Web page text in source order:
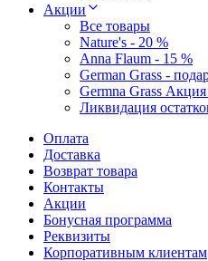
Акции
Все товары
Nature's - 20 %
Anna Flaum - 15 %
German Grass -
Germna Grass
Ликвидация
Оплата
Доставка
Возврат товара
Контакты
Акции
Бонусная программа
Реквизиты
Корпоративным клиентам